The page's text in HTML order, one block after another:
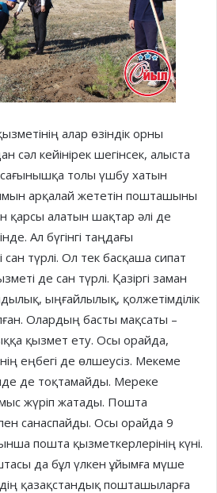
алар өзіндік орны
сәл кейінірек шегінсек, алыста
толы үшбу хатын
арқалай жететін пошташыны
қарсы алатын шақтар әлі де
Ал бүгінгі таңдағы
түрлі. Ол тек басқаша сипат
де сан түрлі. Қазіргі заман
ыңғайлылық, қолжетімділік
Олардың басты мақсаты –
қызмет ету. Осы орайда,
еңбегі де өлшеусіз. Мекеме
де тоқтамайды. Мереке
жүріп жатады. Пошта
санаспайды. Осы орайда 9
пошта қызметкерлерінің күні.
да бұл үлкен ұйымға мүше
қазақстандық пошташыларға